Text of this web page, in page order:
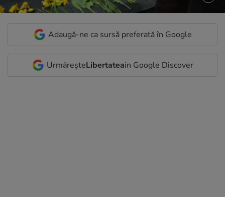
Adaugă-ne ca sursă preferată în Google
UrmăreșteLibertateain Google Discover